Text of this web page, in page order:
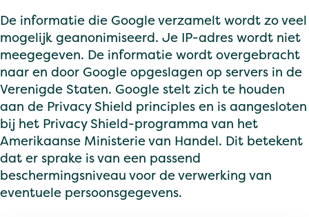
De informatie die Google verzamelt wordt zo veel
mogelijk geanonimiseerd. Je IP-adres wordt niet
meegegeven. De informatie wordt overgebracht
naar en door Google opgeslagen op servers in de
Verenigde Staten. Google stelt zich te houden
aan de Privacy Shield principles en is aangesloten
bij het Privacy Shield-programma van het
Amerikaanse Ministerie van Handel. Dit betekent
dat er sprake is van een passend
beschermingsniveau voor de verwerking van
eventuele persoonsgegevens.